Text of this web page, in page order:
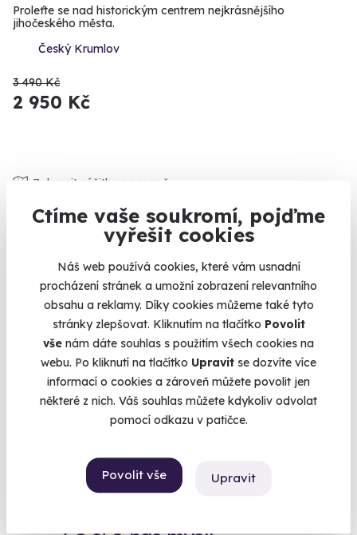
Ctíme vaše soukromí, pojďme
vyřešit cookies
Náš web používá cookies, které vám usnadní
procházení stránek a umožní zobrazení relevantního
obsahu a reklamy. Díky cookies můžeme také tyto
stránky zlepšovat. Kliknutím na tlačítko Povolit
vše nám dáte souhlas s použitím všech cookies na
webu. Po kliknutí na tlačítko Upravit se dozvíte více
informací o cookies a zároveň můžete povolit jen
některé z nich. Váš souhlas můžete kdykoliv odvolat
pomocí odkazu v patičce.
Povolit vše Upravit
Proleťte se nad historickým centrem nejkrásnějšího
jihočeského města.
Český Krumlov
3 490 Kč
2 950 Kč
Zobrazit zážitky na mapě
„Co by sis přála k Vánocům, babi?“ - „Ale se mnou si
nedělejte škodu, já už nic nepotřebuju.“ Připomíná vám to
něco? A přesto jste neposlechli, dali jste babičce moderního
kuchyňského robota a teď se rozčilujete, že ho nepoužívá,
protože je zvyklá vařit si už 30 let po svém? Darujte seniorům
radějizážitek . Určitě ocení třebamasáž, výlet, nebo i něco
adrenalinového. Vždyť i v jejich oblíbeném filmu
dědeček s babičkou letěli balónem. :) A když se s výběrem
netrefíte, nezoufejte. Obdarovaný si zážitek může vyměnit za
jiný, přesně podle svého gustaVíce
Naheureka.cz
96% spokojenost zákazníků.